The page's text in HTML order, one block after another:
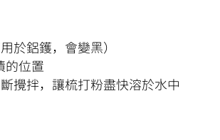
於鋁鑊，會變黑）
的位置
攪拌，讓梳打粉盡快溶於水中